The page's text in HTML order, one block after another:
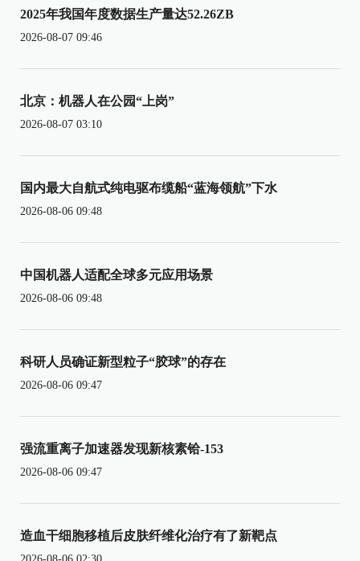
2025年我国年度数据生产量达52.26ZB
2026-08-07 09:46
北京：机器人在公园“上岗”
2026-08-07 03:10
国内最大自航式纯电驱布缆船“蓝海领航”下水
2026-08-06 09:48
中国机器人适配全球多元应用场景
2026-08-06 09:48
科研人员确证新型粒子“胶球”的存在
2026-08-06 09:47
强流重离子加速器发现新核素铪-153
2026-08-06 09:47
造血干细胞移植后皮肤纤维化治疗有了新靶点